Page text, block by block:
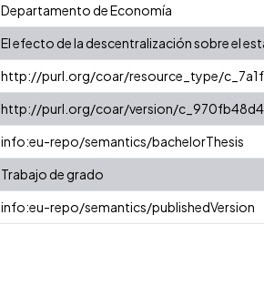
Departamento de Economía
El efecto de la descentralización sobre el
http://purl.org/coar/resource_type/c_7a1f
http://purl.org/coar/version/
info:eu-repo/semantics/bachelorThesis
Trabajo de grado
info:eu-repo/semantics/publishedVersion